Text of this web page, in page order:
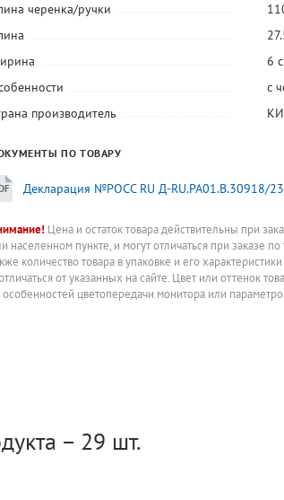
10л,
"Травка",
439
ассорти, на
117,78 руб.
черенка/ручки
6
с
производитель
ПО ТОВАРУ
Декларация №РОСС RU Д-RU.РА01.В.30918/
Цена и остаток товара действительны при
населенном пункте, и могут отличаться при заказе
количество товара в упаковке и его
от указанных на сайте. Цвет или оттенок
особенностей цветопередачи монитора или
– 29 шт.